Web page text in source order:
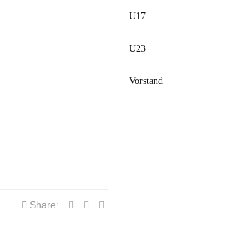
Share:
U17
U23
Vorstand